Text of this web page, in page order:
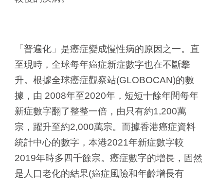
「普遍化」是癌症變成慢性病的原因之一。直
至現時，全球每年癌症新症數字也在不斷攀
升。根據全球癌症觀察站(GLOBOCAN)的數
據，由 2008年至2020年，短短十餘年間每年
新症數字翻了整整一倍，由只有約1,200萬
宗，躍升至約2,000萬宗。而據香港癌症資料
統計中心的數字，本港2021年新症數字較
2019年時多四千餘宗。癌症數字的增長，固然
是人口老化的結果(癌症風險和年齡增長有